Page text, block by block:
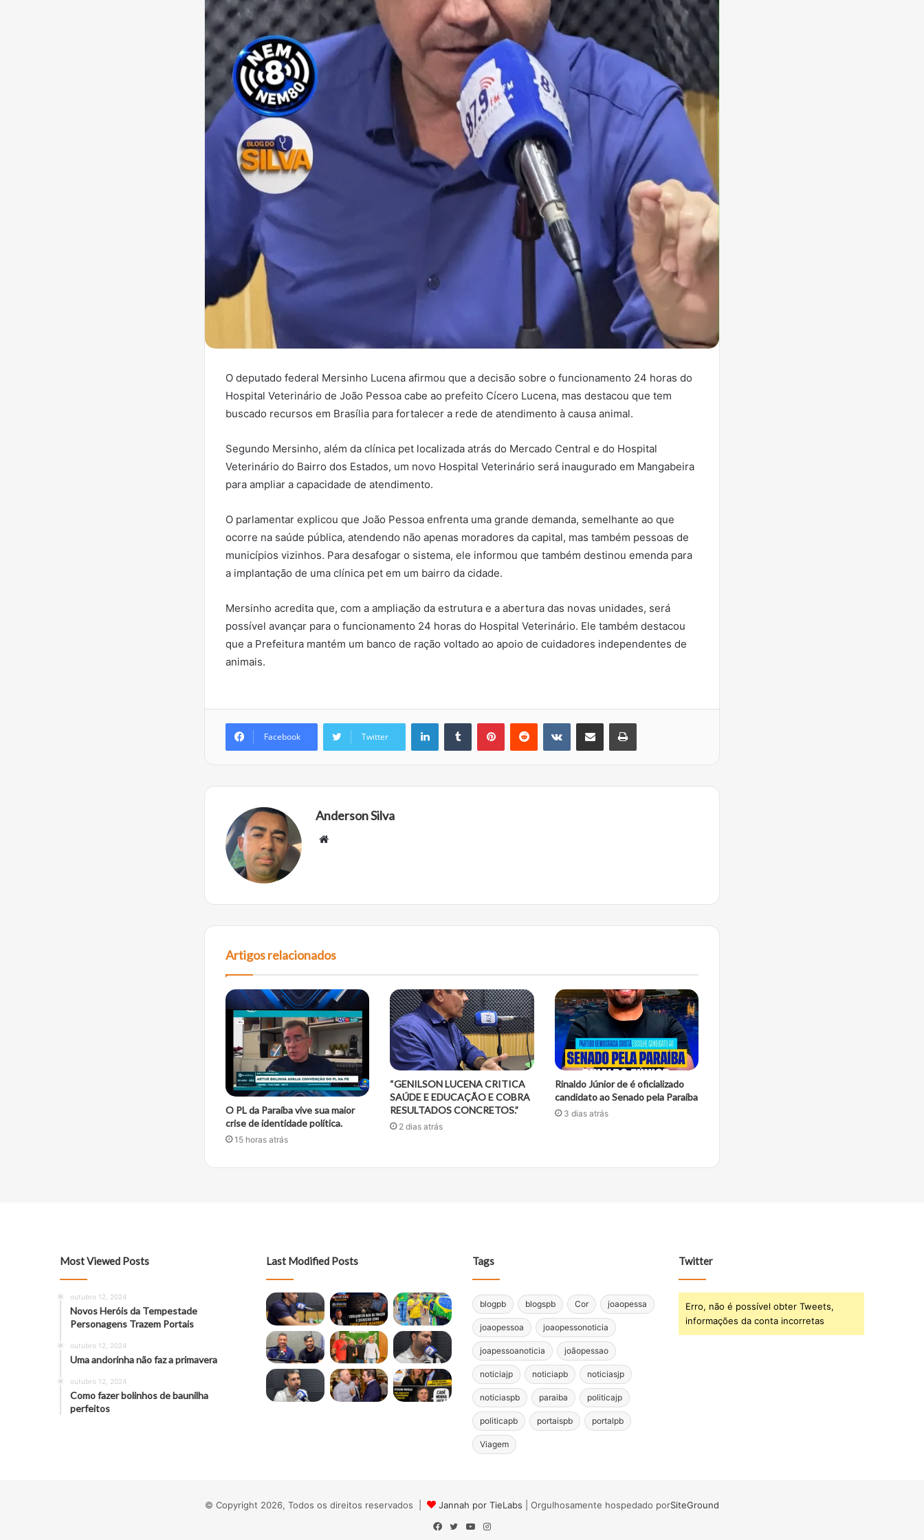
O deputado federal Mersinho Lucena afirmou que a decisão sobre o funcionamento 24 horas do
Hospital Veterinário de João Pessoa cabe ao prefeito Cícero Lucena, mas destacou que tem
buscado recursos em Brasília para fortalecer a rede de atendimento à causa animal.
Segundo Mersinho, além da clínica pet localizada atrás do Mercado Central e do Hospital
Veterinário do Bairro dos Estados, um novo Hospital Veterinário será inaugurado em Mangabeira
para ampliar a capacidade de atendimento.
O parlamentar explicou que João Pessoa enfrenta uma grande demanda, semelhante ao que
ocorre na saúde pública, atendendo não apenas moradores da capital, mas também pessoas de
municípios vizinhos. Para desafogar o sistema, ele informou que também destinou emenda para
a implantação de uma clínica pet em um bairro da cidade.
Mersinho acredita que, com a ampliação da estrutura e a abertura das novas unidades, será
possível avançar para o funcionamento 24 horas do Hospital Veterinário. Ele também destacou
que a Prefeitura mantém um banco de ração voltado ao apoio de cuidadores independentes de
animais.
Facebook Twitter
LinkedinTumblr PinterestReddit VK Compartilhar via e-mail Imprimir
Anderson Silva
Website
Artigos relacionados
O PL da Paraíba vive sua maior
crise de identidade política.
15 horas atrás
“GENILSON LUCENA CRITICA
SAÚDE E EDUCAÇÃO E COBRA
RESULTADOS CONCRETOS.”
2 dias atrás
Rinaldo Júnior de é oficializado
candidato ao Senado pela Paraíba
3 dias atrás
Most Viewed Posts
outubro 12, 2024
Novos Heróis da Tempestade
Personagens Trazem Portais
outubro 12, 2024
Uma andorinha não faz a primavera
outubro 12, 2024
Como fazer bolinhos de baunilha
perfeitos
Last Modified Posts Tags
blogpb blogspb Cor joaopessa
joaopessoa joaopessonoticia
joapessoanoticia joãopessao
noticiajp noticiapb noticiasjp
noticiaspb paraiba politicajp
politicapb portaispb portalpb
Viagem
Twitter
Erro, não é possível obter Tweets,
informações da conta incorretas
© Copyright 2026, Todos os direitos reservados | Jannah por TieLabs | Orgulhosamente hospedado porSiteGround
Facebook
TwitterYouTubeInstagram